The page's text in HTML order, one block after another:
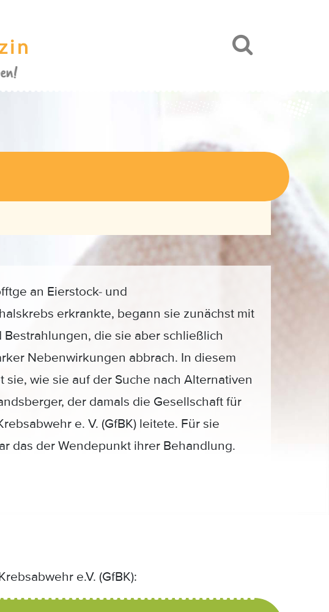
an Eierstock- und
erkrankte, begann sie zunächst mit
Bestrahlungen, die sie aber schließlich
Nebenwirkungen abbrach. In diesem
sie, wie sie auf der Suche nach Alternativen
der damals die Gesellschaft für
e. V. (GfBK) leitete. Für sie
das der Wendepunkt ihrer Behandlung.
e.V. (GfBK):